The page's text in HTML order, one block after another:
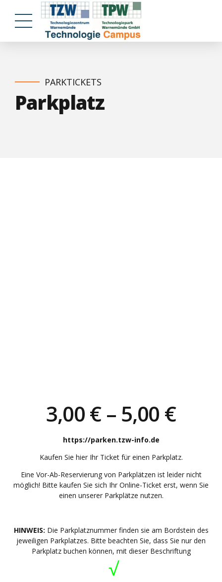
PARKTICKETS
Parkplatz
3,00€ – 5,00 €3,00
https://parken.tzw-info.de
Kaufen Sie hier Ihr Ticket für einen Parkplatz.
Eine Vor-Ab-Reservierung von Parkplätzen ist leider nicht
möglich! Bitte kaufen Sie sich Ihr Online-Ticket erst, wenn Sie
einen unserer Parkplätze nutzen.
HINWEIS: Die Parkplatznummer finden sie am Bordstein des
jeweiligen Parkplatzes. Bitte beachten Sie, dass Sie nur den
Parkplatz buchen können, mit dieser Beschriftung
√